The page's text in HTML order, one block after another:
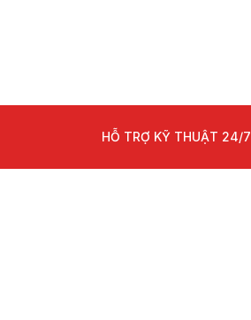
HỖ TRỢ KỸ THUẬT 24/7